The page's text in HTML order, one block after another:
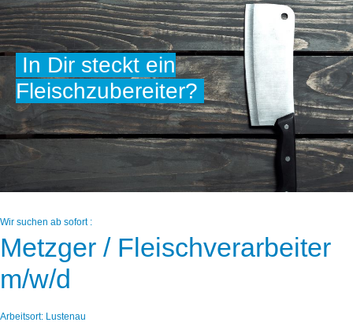
In Dir steckt ein
Fleischzubereiter?
Wir suchen ab sofort :
Metzger / Fleischverarbeiter
m/w/d
Arbeitsort: Lustenau